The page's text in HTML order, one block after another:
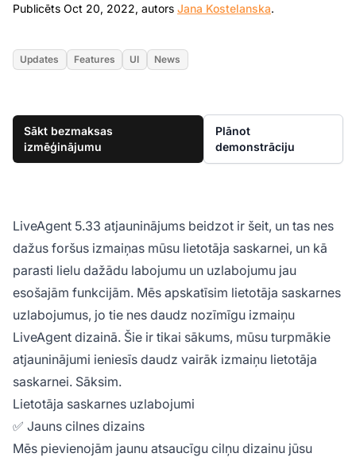
Publicēts Oct 20, 2022, autors Jana Kostelanska.
Updates Features UI News
Sākt bezmaksas
izmēģinājumu
Plānot
demonstrāciju
LiveAgent 5.33 atjauninājums beidzot ir šeit, un tas nes
dažus foršus izmaiņas mūsu lietotāja saskarnei, un kā
parasti lielu dažādu labojumu un uzlabojumu jau
esošajām funkcijām. Mēs apskatīsim lietotāja saskarnes
uzlabojumus, jo tie nes daudz nozīmīgu izmaiņu
LiveAgent dizainā. Šie ir tikai sākums, mūsu turpmākie
atjauninājumi ieniesīs daudz vairāk izmaiņu lietotāja
saskarnei. Sāksim.
Lietotāja saskarnes uzlabojumi
✅ Jauns cilnes dizains
Mēs pievienojām jaunu atsaucīgu cilņu dizainu jūsu